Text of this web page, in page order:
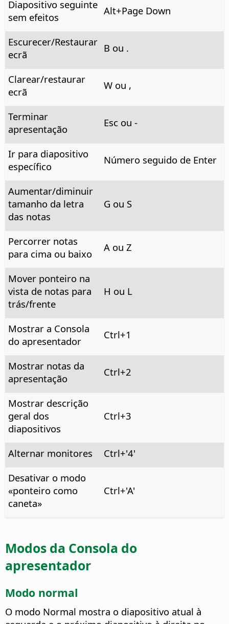
Diapositivo seguinte
sem efeitos
Alt+Page Down
Escurecer/Restaurar
ecrã
B ou .
Clarear/restaurar
ecrã
W ou ,
Terminar
apresentação
Esc ou -
Ir para diapositivo
específico
Número seguido de Enter
Aumentar/diminuir
tamanho da letra
das notas
G ou S
Percorrer notas
para cima ou baixo
A ou Z
Mover ponteiro na
vista de notas para
trás/frente
H ou L
Mostrar a Consola
do apresentador
Ctrl+1
Mostrar notas da
apresentação
Ctrl+2
Mostrar descrição
geral dos
diapositivos
Ctrl+3
Alternar monitores Ctrl+'4'
Desativar o modo
«ponteiro como
caneta»
Ctrl+'A'
Modos da Consola do
apresentador
Modo normal
O modo Normal mostra o diapositivo atual à